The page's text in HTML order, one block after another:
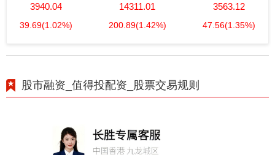
3940.04
39.69(1.02%)
14311.01
200.89(1.42%)
3563.12
47.56(1.35%)
股市融资_值得投配资_股票交易规则